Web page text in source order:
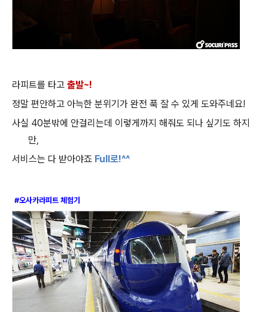
라피트를 타고 출발~!
정말 편안하고 아늑한 분위기가 완전 푹 잘 수 있게 도와주네요!
사실 40분밖에 안걸리는데 이렇게까지 해줘도 되나 싶기도 하지
만,
서비스는 다 받아야죠 Full 로!^^
#오사카라피트 체험기